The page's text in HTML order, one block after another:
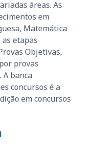
áreas. As
em
Matemática
as etapas
Objetivas,
provas
banca
concursos é a
em concursos